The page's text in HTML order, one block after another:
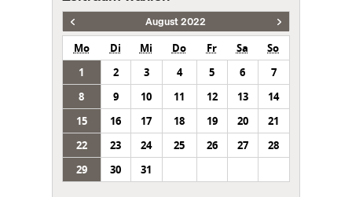
August 2022
Mo Di Mi Do Fr Sa
So
1
2 3 4 5 6
7
8
9 10 11 12 13
14
15
16 17 18 19 20
21
22
23 24 25 26 27
28
29
30 31